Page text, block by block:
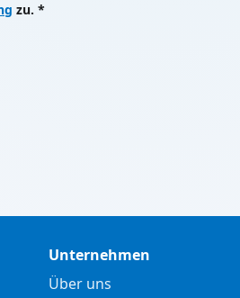
zu. *
Unternehmen
Über uns